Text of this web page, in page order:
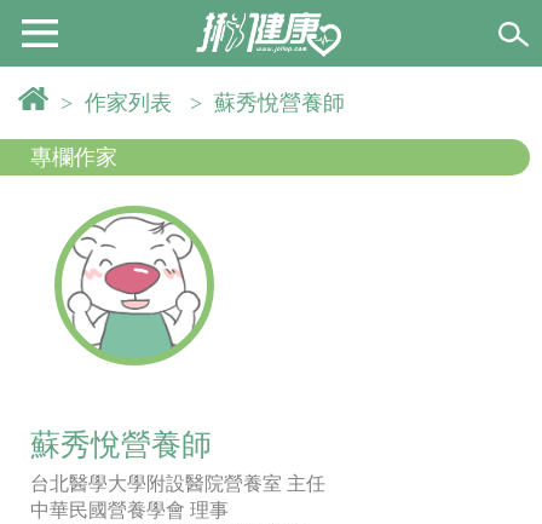
> 作家列表 > 蘇秀悅營養師
專欄作家
蘇秀悅營養師
台北醫學大學附設醫院營養室 主任
中華民國營養學會 理事